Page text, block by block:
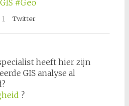
#Geo
1 Twitter
heeft hier zijn
GIS analyse al
?